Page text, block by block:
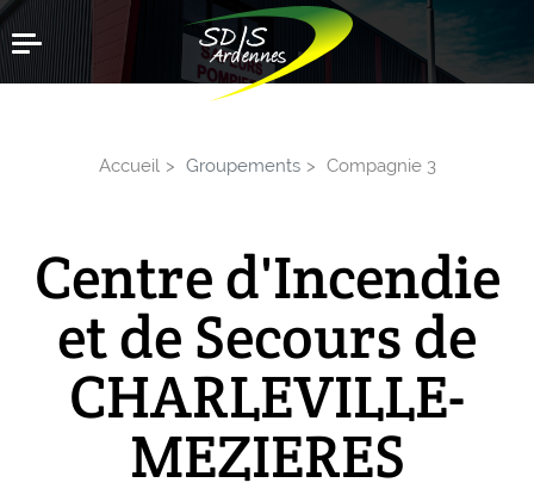
Aller
contenu
Menu
Accueil Groupements Compagnie 3
Centre d'Incendie
et de Secours de
CHARLEVILLE-
MEZIERES